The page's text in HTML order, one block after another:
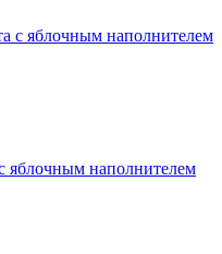
яблочным наполнителем